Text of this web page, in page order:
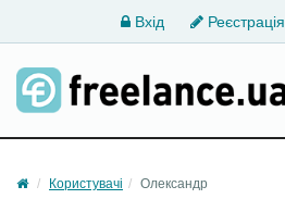
Вхід Реєстрація
Користувачі Олександр